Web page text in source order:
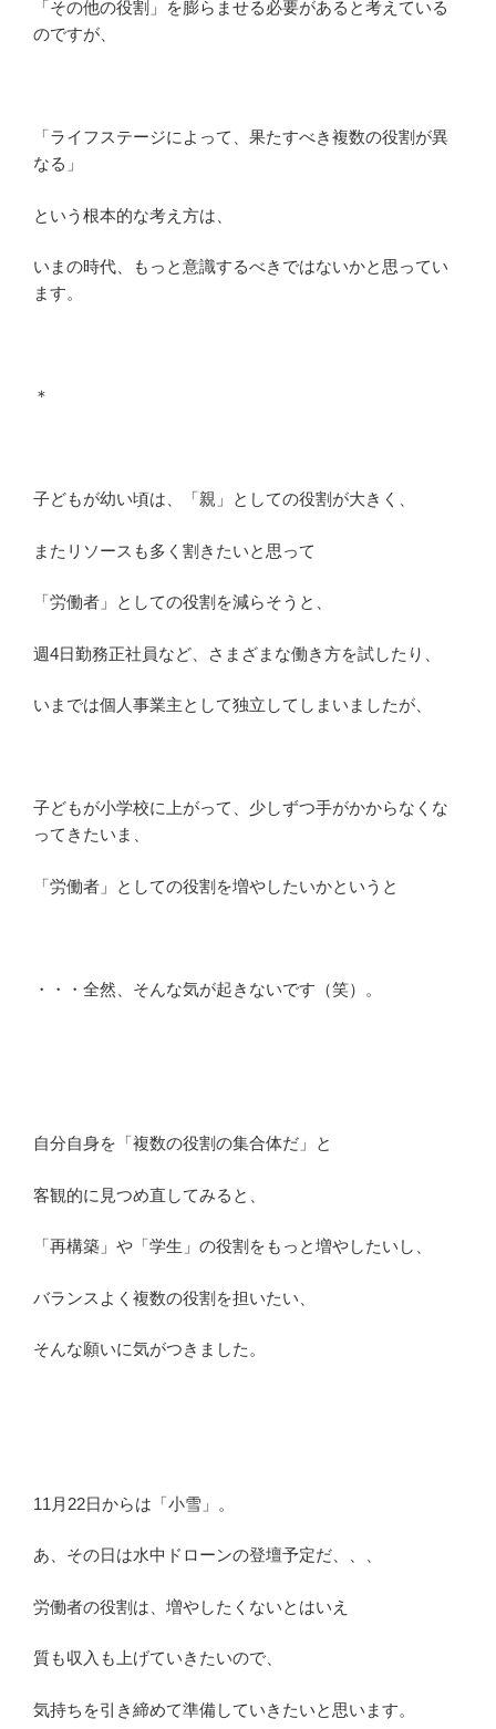
「その他の役割」を膨らませる必要があると考えている
のですが、
「ライフステージによって、果たすべき複数の役割が異
なる」
という根本的な考え方は、
いまの時代、もっと意識するべきではないかと思ってい
ます。
＊
子どもが幼い頃は、「親」としての役割が大きく、
またリソースも多く割きたいと思って
「労働者」としての役割を減らそうと、
週4日勤務正社員など、さまざまな働き方を試したり、
いまでは個人事業主として独立してしまいましたが、
子どもが小学校に上がって、少しずつ手がかからなくな
ってきたいま、
「労働者」としての役割を増やしたいかというと
・・・全然、そんな気が起きないです（笑）。
自分自身を「複数の役割の集合体だ」と
客観的に見つめ直してみると、
「再構築」や「学生」の役割をもっと増やしたいし、
バランスよく複数の役割を担いたい、
そんな願いに気がつきました。
11月22日からは「小雪」。
あ、その日は水中ドローンの登壇予定だ、、、
労働者の役割は、増やしたくないとはいえ
質も収入も上げていきたいので、
気持ちを引き締めて準備していきたいと思います。